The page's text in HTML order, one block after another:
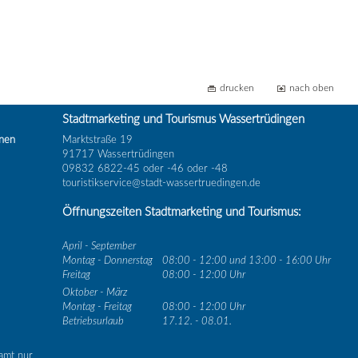
drucken nach oben
nur
Stadtmarketing und Tourismus Wassertrüdingen
Marktstraße 19
91717 Wassertrüdingen
09832 6822-45 oder -46 oder -48
touristikservice@stadt-wassertruedingen.de
Öffnungszeiten Stadtmarketing und Tourismus:
April - September
Montag - Donnerstag
08:00 - 12:00 und 13:00 - 16:00 Uhr
Freitag
08:00 - 12:00 Uhr
Oktober - März
Montag - Freitag
08:00 - 12:00 Uhr
Betriebsurlaub
17.12. - 08.01.